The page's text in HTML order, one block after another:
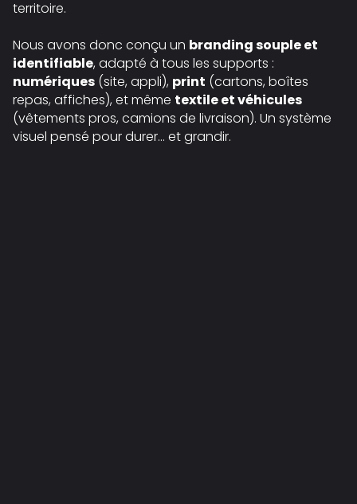
territoire.
Nous avons donc conçu un branding souple et
identifiable, adapté à tous les supports :
numériques (site, appli), print (cartons, boîtes
repas, affiches), et même textile et véhicules
(vêtements pros, camions de livraison). Un système
visuel pensé pour durer… et grandir.